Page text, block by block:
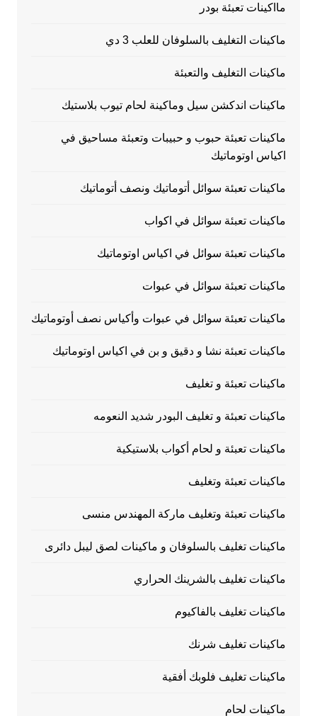
مااكينات تعبئة بودر
ماكينات التغليف بالسلوفان للعلب 3 دي
ماكينات التغليف والتعبئة
ماكينات اندكشن سيل وماكينة لحام تيوب بلاستيك
ماكينات تعبئة حبوب و حبيبات وتعبئة مساحيق في
اكياس اوتوماتيك
ماكينات تعبئة سوائل أتوماتيك ونصف أتوماتيك
ماكينات تعبئة سوائل في اكواب
ماكينات تعبئة سوائل في اكياس اوتوماتيك
ماكينات تعبئة سوائل في عبوات
ماكينات تعبئة سوائل في عبوات وأكياس نصف أوتوماتيك
ماكينات تعبئة نشا و دقيق و بن في اكياس اوتوماتيك
ماكينات تعبئة و تغليف
ماكينات تعبئة و تغليف البودر شديد النعومه
ماكينات تعبئة و لحام أكواب بلاستيكية
ماكينات تعبئة وتغليف
ماكينات تعبئة وتغليف ماركة المهندس منسى
ماكينات تغليف بالسلوفان و ماكينات لصق ليبل دائرى
ماكينات تغليف بالشرينك الحراري
ماكينات تغليف بالفاكيوم
ماكينات تغليف شرنك
ماكينات تغليف فلوبك أفقية
ماكينات لحام